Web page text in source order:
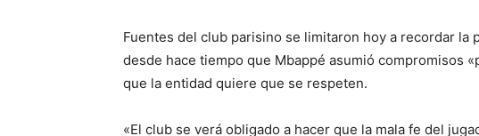
Fuentes del club parisino se limitaron hoy a recordar la
desde hace tiempo que Mbappé asumió compromisos
que la entidad quiere que se respeten.
«El club se verá obligado a hacer que la mala fe del